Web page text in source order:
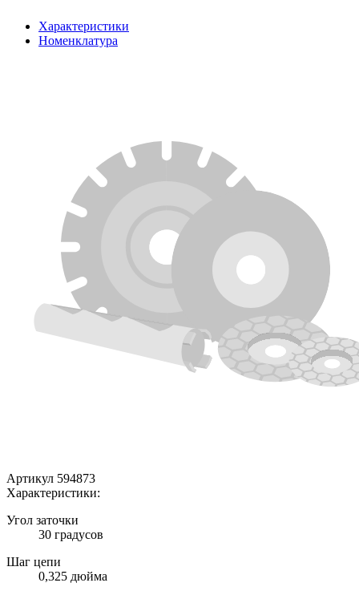
Характеристики
Номенклатура
Артикул 594873
Характеристики:
Угол заточки
30 градусов
Шаг цепи
0,325 дюйма